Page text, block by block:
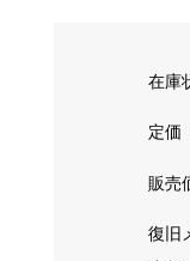
在庫
定
販売
復旧